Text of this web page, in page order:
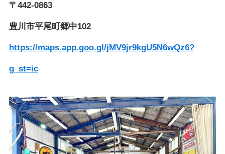
〒442-0863
豊川市平尾町郷中102
https://maps.app.goo.gl/jMV9jr9kgU5N6wQz6?
g_st=ic